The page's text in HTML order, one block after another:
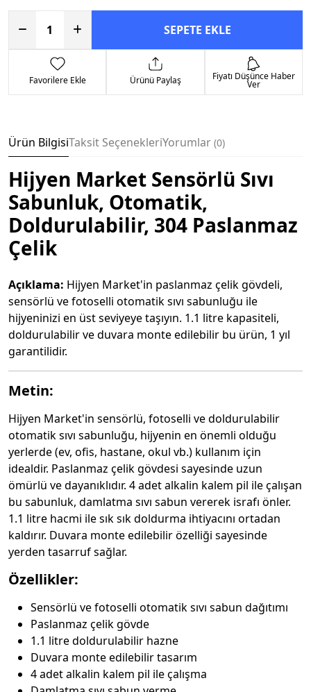
SEPETE EKLE
Favorilere Ekle Ürünü Paylaş Fiyatı Düşünce Haber
Ver
Ürün BilgisiTaksit SeçenekleriYorumlar 0
Hijyen Market Sensörlü Sıvı
Sabunluk, Otomatik,
Doldurulabilir, 304 Paslanmaz
Çelik
Açıklama: Hijyen Market'in paslanmaz çelik gövdeli,
sensörlü ve fotoselli otomatik sıvı sabunluğu ile
hijyeninizi en üst seviyeye taşıyın. 1.1 litre kapasiteli,
doldurulabilir ve duvara monte edilebilir bu ürün, 1 yıl
garantilidir.
Metin:
Hijyen Market'in sensörlü, fotoselli ve doldurulabilir
otomatik sıvı sabunluğu, hijyenin en önemli olduğu
yerlerde (ev, ofis, hastane, okul vb.) kullanım için
idealdir. Paslanmaz çelik gövdesi sayesinde uzun
ömürlü ve dayanıklıdır. 4 adet alkalin kalem pil ile çalışan
bu sabunluk, damlatma sıvı sabun vererek israfı önler.
1.1 litre hacmi ile sık sık doldurma ihtiyacını ortadan
kaldırır. Duvara monte edilebilir özelliği sayesinde
yerden tasarruf sağlar.
Özellikler:
Sensörlü ve fotoselli otomatik sıvı sabun dağıtımı
Paslanmaz çelik gövde
1.1 litre doldurulabilir hazne
Duvara monte edilebilir tasarım
4 adet alkalin kalem pil ile çalışma